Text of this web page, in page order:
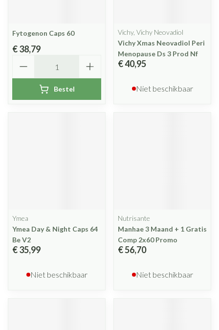
Fytogenon Caps 60
€ 38,79
Bestel
Vichy, Vichy Neovadiol
Vichy Xmas Neovadiol Peri
Menopause Ds 3 Prod Nf
€ 40,95
Niet beschikbaar
Ymea
Ymea Day & Night Caps 64
Be V2
€ 35,99
Niet beschikbaar
Nutrisante
Manhae 3 Maand + 1 Gratis
Comp 2x60 Promo
€ 56,70
Niet beschikbaar